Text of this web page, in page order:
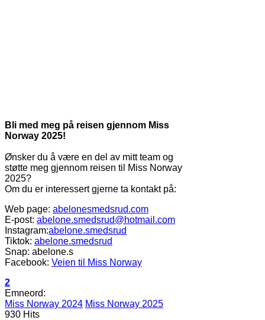
Bli med meg på reisen gjennom Miss
Norway 2025!
Ønsker du å være en del av mitt team og
støtte meg gjennom reisen til Miss Norway
2025?
Om du er interessert gjerne ta kontakt på:
Web page: abelonesmedsrud.com
E-post: abelone.smedsrud@hotmail.com
Instagram:abelone.smedsrud
Tiktok: abelone.smedsrud
Snap: abelone.s
Facebook: Veien til Miss Norway
2
Emneord:
Miss Norway 2024 Miss Norway 2025
930 Hits